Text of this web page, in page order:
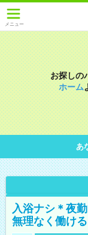
メニュー
お探しの
ホーム
あ
入浴ナシ＊夜
無理なく働ける